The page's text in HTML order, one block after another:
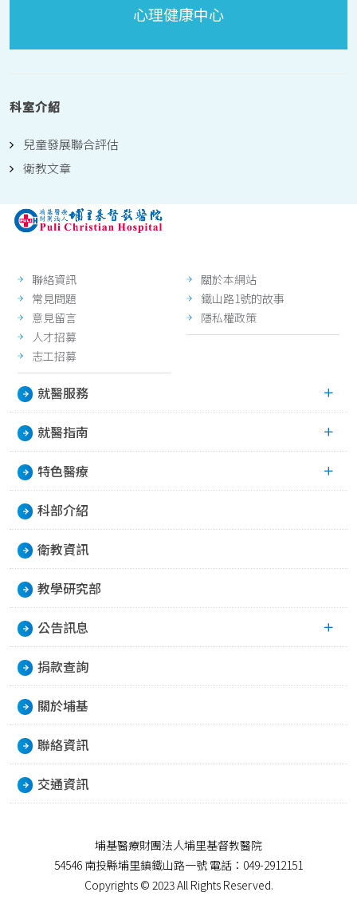
心理健康中心
科室介紹
兒童發展聯合評估
衛教文章
聯絡資訊
常見問題
意見留言
人才招募
志工招募
關於本網站
鐵山路1號的故事
隱私權政策
就醫服務
就醫指南
特色醫療
科部介紹
衛教資訊
教學研究部
公告訊息
捐款查詢
關於埔基
聯絡資訊
交通資訊
埔基醫療財團法人埔里基督教醫院
54546 南投縣埔里鎮鐵山路一號 電話：049-2912151
Copyrights © 2023 All Rights Reserved.